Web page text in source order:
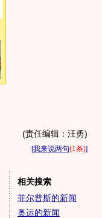
(责任编辑：汪勇)
[我来说两句(1条)]
相关搜索
菲尔普斯的新闻
奥运的新闻